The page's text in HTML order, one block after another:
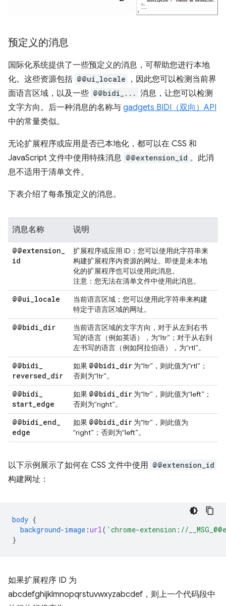
预定义的消息
国际化系统提供了一些预定义的消息，可帮助您进行本地
化。这些资源包括 @@ui_locale
，因此您可以检测当前界
面语言区域，以及一些 @@bidi_... 消息，让您可以检测
文字方向。后一种消息的名称与 gadgets BIDI（双向）API
中的常量类似。
无论扩展程序或应用是否已本地化，都可以在 CSS 和
JavaScript 文件中使用特殊消息 @@extension_id 。此消
息不适用于清单文件。
下表介绍了每条预定义的消息。
消息名称 说明
@@extension
id
扩展程序或应用 ID；您可以使用此字符串来
构建扩展程序内资源的网址。即使是未本地
化的扩展程序也可以使用此消息。
注意 ：您无法在清单文件中使用此消息。
@@ui locale
当前语言区域；您可以使用此字符串来构建
特定于语言区域的网址。
@@bidi dir
当前语言区域的文字方向，对于从左到右书
写的语言（例如英语），为“ltr”；对于从右到
左书写的语言（例如阿拉伯语），为“rtl”。
@@bidi
reversed dir
如果 @@bidi dir 为“ltr”，则此值为“rtl”；
否则为“ltr”。
@@bidi
start edge
如果 @@bidi dir 为“ltr”，则此值为“left”；
否则为“right”。
@@bidi end
edge
如果 @@bidi dir 为“ltr”，则此值为
“right”；否则为“left”。
以下示例展示了如何在 CSS 文件中使用 @@extension_id
构建网址：
body {
background-image :url ( 'chrome-extension://
}
如果扩展程序 ID 为
abcdefghijklmnopqrstuvwxyzabcdef，则上一个代码段中